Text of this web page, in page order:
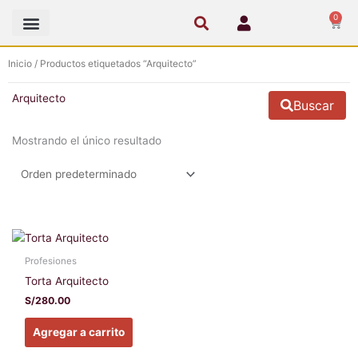
contenido
0
Cart
Inicio / Productos etiquetados “Arquitecto”
Arquitecto Buscar
Mostrando el único resultado
Profesiones
Torta Arquitecto
S/280.00
Agregar a carrito